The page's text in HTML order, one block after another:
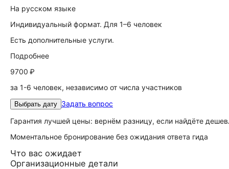
На русском языке
Индивидуальный формат. Для 1–6 человек
Есть дополнительные услуги.
Подробнее
9700 ₽
за 1-6 человек, независимо от числа участников
Выбрать дату Задать вопрос
Гарантия лучшей цены: вернём разницу, если найдёте
Моментальное бронирование без ожидания ответа гида
Что вас ожидает
Организационные детали